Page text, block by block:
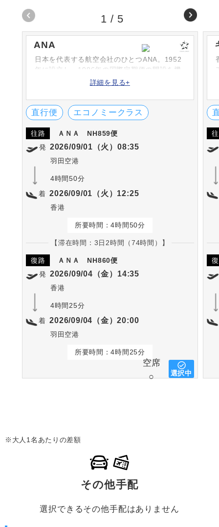
ANA
日本を代表する航空会社のひとつANA。1952
年に設立し、1986年の国際定期便の開設を機
に次々と路線を増やしています。シートや機
SKYTRAX社における「ワールド・エアライ
ン・スター・レーディング」の5-STARに何度
も選出されています。
詳細を見る+
直行便 エコノミークラス
往路 ＡＮＡ
NH859便
発 2026/09/01（火）08:35
羽田空港
4時間50分
着 2026/09/01（火）12:25
香港
所要時間：4時間50分
【滞在時間：3日2時間（74時間）】
復路 ＡＮＡ
NH860便
発 2026/09/04（金）14:35
香港
4時間25分
着 2026/09/04（金）20:00
羽田空港
所要時間：4時間25分
空席
○
選択中
1 / 5
※大人1名あたりの差額
その他手配
選択できるその他手配はありません